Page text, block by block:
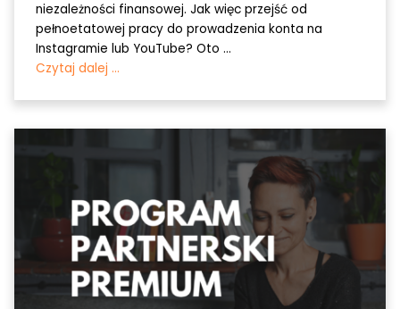
niezależności finansowej. Jak więc przejść od
pełnoetatowej pracy do prowadzenia konta na
Instagramie lub YouTube? Oto ...
Czytaj dalej ...